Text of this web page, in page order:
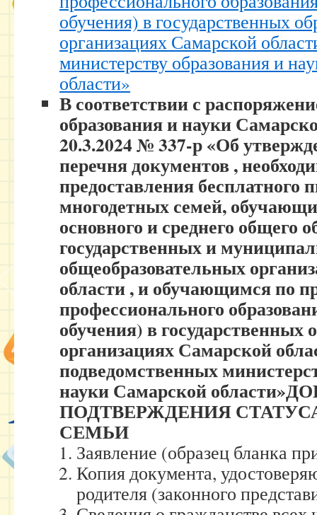
обучения) в государственных
организациях Самарской
министерству образования и
области»
В соответствии с
образования и науки
20.3.2024 № 337-р «Об
перечня документов ,
предоставления бесплатного
многодетных семей,
основного и среднего общего
государственных и
общеобразовательных
области , и обучающимся по
профессионального
обучения) в государственных
организациях Самарской
подведомственных
науки Самарской области»
ПОДТВЕРЖДЕНИЯ
СЕМЬИ
Заявление (образец бланка
Копия документа,
родителя (законного